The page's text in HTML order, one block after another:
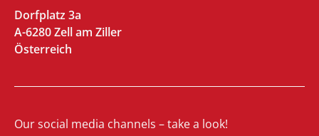
Dorfplatz 3a
A-6280 Zell am Ziller
Österreich
Our social media channels – take a look!